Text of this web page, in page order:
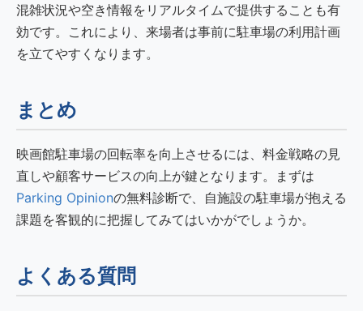
混雑状況や空き情報をリアルタイムで提供することも有
効です。これにより、来場者は事前に駐車場の利用計画
を立てやすくなります。
まとめ
映画館駐車場の回転率を向上させるには、料金戦略の見
直しや顧客サービスの向上が鍵となります。まずは
Parking Opinionの無料診断で、自施設の駐車場が抱える
課題を客観的に把握してみてはいかがでしょうか。
よくある質問